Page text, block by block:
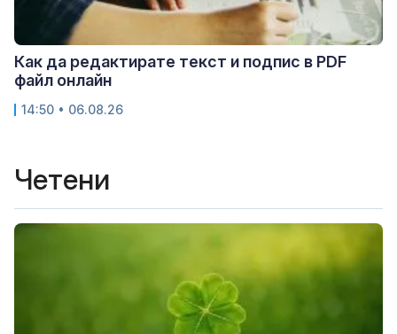
Как да редактирате текст и подпис в PDF
файл онлайн
14:50 • 06.08.26
Четени